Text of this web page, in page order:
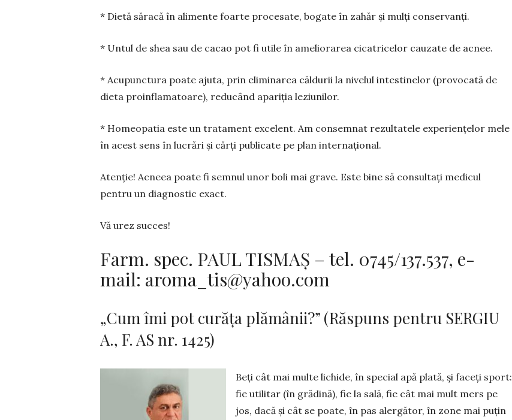
* Dietă săracă în alimente foarte procesate, bogate în za­hăr și mulți conservanți.
* Untul de shea sau de cacao pot fi utile în ameliorarea cicatricelor cauzate de acnee.
* Acupunctura poate ajuta, prin eliminarea căldurii la ni­ve­lul intestinelor (provocată de
dieta proinflamatoare), redu­când apariția leziunilor.
* Homeopatia este un tra­tament excelent. Am consem­nat rezultatele experiențelor mele
în acest sens în lucrări și cărți publicate pe plan interna­țional.
Atenție! Acneea poate fi sem­nul unor boli mai grave. Este bine să consultați me­dicul
pentru un diag­nostic exact.
Vă urez succes!
Farm. spec. PAUL TISMAȘ – tel. 0745/137.537, e-
mail: aroma_tis@yahoo.com
„Cum îmi pot curăţa plămânii?” (Răspuns pentru SERGIU
A., F. AS nr. 1425)
Beţi cât mai multe lichide, în special apă plată, şi faceţi sport:
fie utilitar (în grădină), fie la sală, fie cât mai mult mers pe
jos, dacă şi cât se poate, în pas alergător, în zone mai puţin